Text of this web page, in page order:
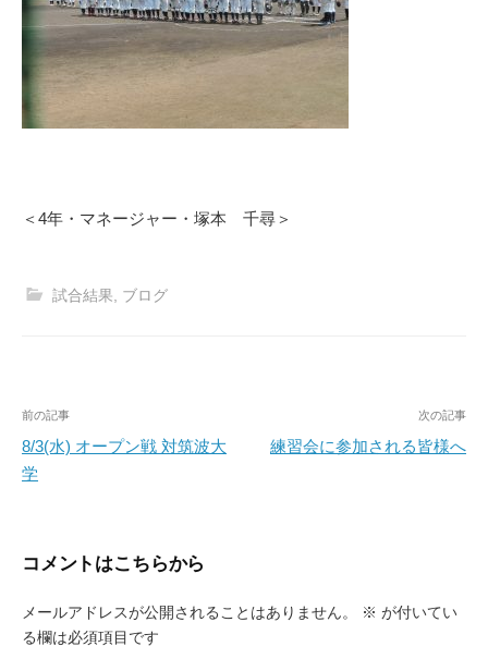
＜4年・マネージャー・塚本 千尋＞
試合結果 ブログ
投
稿
ナ
ゲ
シ
ョ
前の記事
8/3(水) オープン戦 対筑波大
学
次の記事
練習会に参加される皆様へ
コメントはこちらから
メールアドレスが公開されることはありません。 ※ が付いてい
る欄は必須項目です